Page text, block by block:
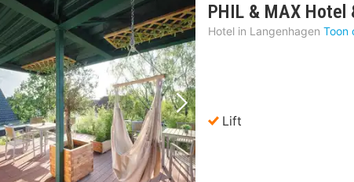
Vorige foto Volgende foto
PHIL & MAX
Hotel in Langenhagen Toon
Lift